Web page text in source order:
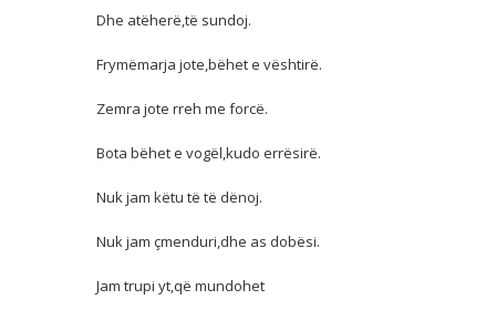
Dhe atëherë,të sundoj.
Frymëmarja jote,bëhet e vështirë.
Zemra jote rreh me forcë.
Bota bëhet e vogël,kudo errësirë.
Nuk jam këtu të të dënoj.
Nuk jam çmenduri,dhe as dobësi.
Jam trupi yt,që mundohet